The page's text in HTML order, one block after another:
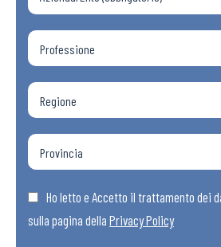
Ho letto e Accetto il trattamento dei
sulla pagina della Privacy Policy